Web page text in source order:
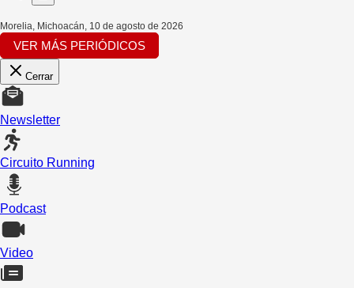
Morelia, Michoacán, 10 de agosto de 2026
VER MÁS PERIÓDICOS
Cerrar
Newsletter
Circuito Running
Podcast
Video